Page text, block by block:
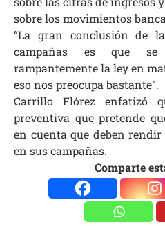
sobre los movimientos
“La gran conclusión de
campañas es que se
rampantemente la ley en
eso nos preocupa bastante”.
Carrillo Flórez enfatizó
preventiva que pretende
en cuenta que deben
en sus campañas.
Comparte